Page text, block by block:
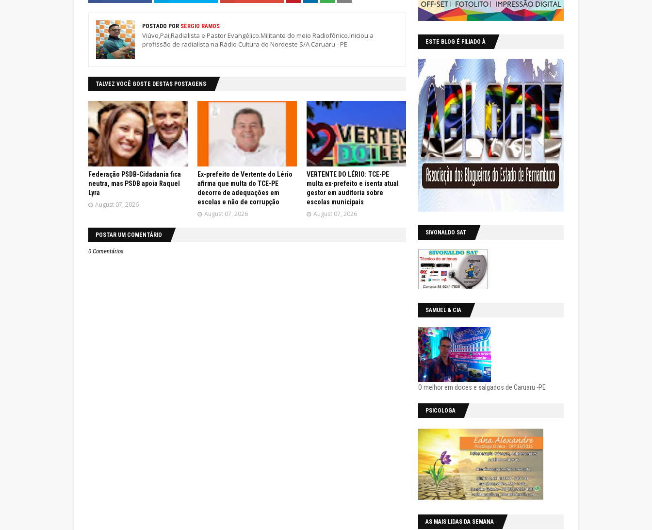
POSTADO POR SÉRGIO RAMOS
Viúvo,Pai,Radialista e Pastor Evangélico.Militante do meio Radiofônico.Iniciou a
profissão de radialista na Rádio Cultura do Nordeste S/A Caruaru - PE
TALVEZ VOCÊ GOSTE DESTAS POSTAGENS
Federação PSDB-Cidadania fica
neutra, mas PSDB apoia Raquel
Lyra
August 07, 2026
Ex-prefeito de Vertente do Lério
afirma que multa do TCE-PE
decorre de adequações em
escolas e não de corrupção
August 07, 2026
VERTENTE DO LÉRIO: TCE-PE
multa ex-prefeito e isenta atual
gestor em auditoria sobre
escolas municipais
August 07, 2026
POSTAR UM COMENTÁRIO
0 Comentários
ESTE BLOG É FILIADO À
SIVONALDO SAT
SAMUEL & CIA
O melhor em doces e salgados de Caruaru -PE
PSICOLOGA
AS MAIS LIDAS DA SEMANA